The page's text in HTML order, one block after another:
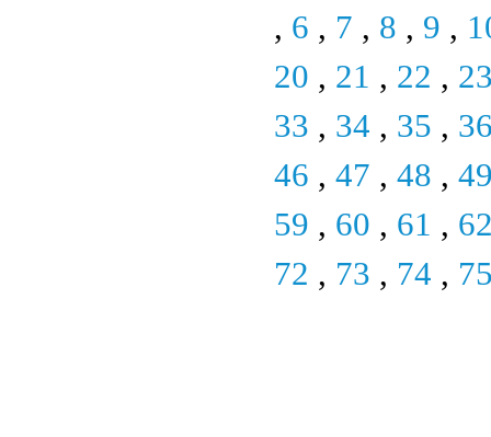
, 6 , 7 , 8 , 9 ,
20 , 21 , 22 ,
33 , 34 , 35 ,
46 , 47 , 48 ,
59 , 60 , 61 ,
72 , 73 , 74 ,